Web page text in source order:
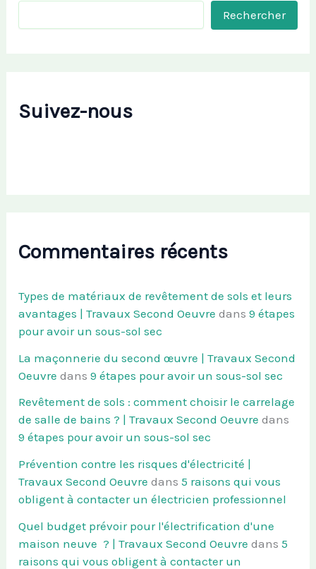
Rechercher
Suivez-nous
Commentaires récents
Types de matériaux de revêtement de sols et leurs
avantages | Travaux Second Oeuvre dans9 étapes
pour avoir un sous-sol sec
La maçonnerie du second œuvre | Travaux Second
Oeuvre dans9 étapes pour avoir un sous-sol sec
Revêtement de sols : comment choisir le carrelage
de salle de bains ? | Travaux Second Oeuvre dans
9 étapes pour avoir un sous-sol sec
Prévention contre les risques d'électricité |
Travaux Second Oeuvre dans5 raisons qui vous
obligent à contacter un électricien professionnel
Quel budget prévoir pour l'électrification d'une
maison neuve ? | Travaux Second Oeuvre dans5
raisons qui vous obligent à contacter un